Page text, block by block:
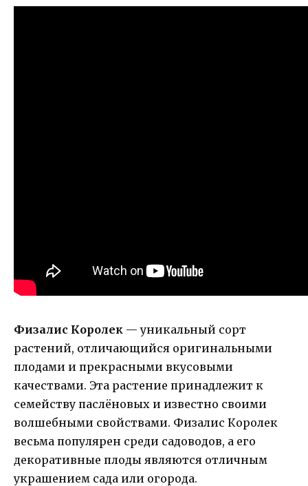
Физалис Королек — уникальный сорт
растений, отличающийся оригинальными
плодами и прекрасными вкусовыми
качествами. Эта растение принадлежит к
семейству паслёновых и известно своими
волшебными свойствами. Физалис Королек
весьма популярен среди садоводов, а его
декоративные плоды являются отличным
украшением сада или огорода.